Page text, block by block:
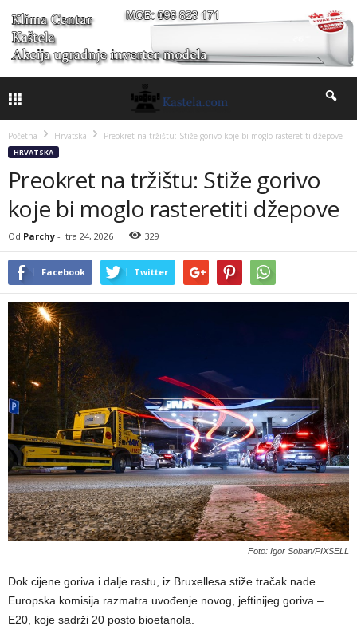
Početna Hrvatska Preokret na tržištu: Stiže gorivo koje bi moglo rasteretiti džepove
HRVATSKA
Preokret na tržištu: Stiže gorivo
koje bi moglo rasteretiti džepove
Od Parchy - tra 24, 2026 329
Facebook Twitter
Foto: Igor Soban/PIXSELL
Dok cijene goriva i dalje rastu, iz Bruxellesa stiže tračak nade.
Europska komisija razmatra uvođenje novog, jeftinijeg goriva –
E20, koje sadrži 20 posto bioetanola.